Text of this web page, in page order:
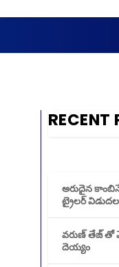
RECENT
అరుదైన
ట్రైలర్ విడుదల
వరుణ్ తేజ్ తో
దెయ్యం